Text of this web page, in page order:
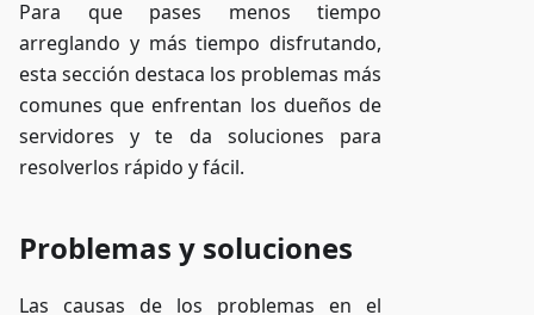
Para que pases menos tiempo
arreglando y más tiempo disfrutando,
esta sección destaca los problemas más
comunes que enfrentan los dueños de
servidores y te da soluciones para
resolverlos rápido y fácil.
Problemas y soluciones
Las causas de los problemas en el